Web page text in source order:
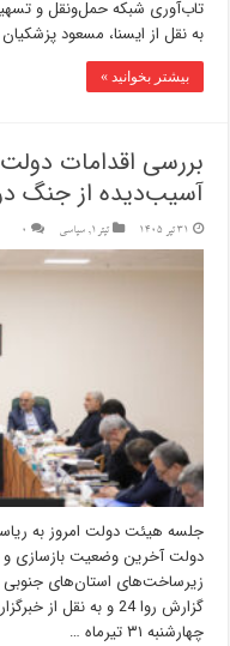
به نقل از ایسنا، مسعود
بیشتر بخوانید »
بررسی اقدامات
آسیب‌دیده از جنگ
31 تیر 1405 تیتر1 ,سیاسی 0
جلسه هیئت دولت امروز به
دولت آخرین وضعیت بازسازی
زیرساخت‌های استان‌های جنوبی
گزارش روا 24 و به
چهارشنبه ۳۱ تیرماه …